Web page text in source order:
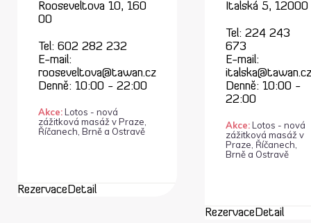
Rooseveltova 10, 160
00
Tel: 602 282 232
E-mail:
rooseveltova@tawan.cz
Denně: 10:00 - 22:00
Akce:Lotos - nová
zážitková masáž v Praze,
Říčanech, Brně a Ostravě
RezervaceDetail
Italská 5, 12000
Tel: 224 243
673
E-mail:
italska@tawan.cz
Denně: 10:00 -
22:00
Akce:Lotos - nová
zážitková masáž v
Praze, Říčanech,
Brně a Ostravě
RezervaceDetail